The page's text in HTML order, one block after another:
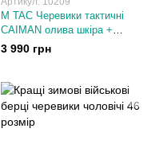
M TAC Черевики тактичні
CAIMAN олива шкіра +
мембрана. М ТАК берці
ВОЛОГОСТІЙКІ 39 розмір
3 990 грн